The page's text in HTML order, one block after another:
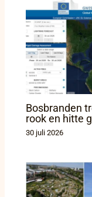
Bosbranden
rook en hitte
30 juli 2026